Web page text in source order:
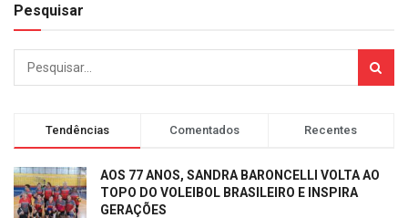
Pesquisar
Tendências Comentados Recentes
AOS 77 ANOS, SANDRA BARONCELLI VOLTA AO
TOPO DO VOLEIBOL BRASILEIRO E INSPIRA
GERAÇÕES